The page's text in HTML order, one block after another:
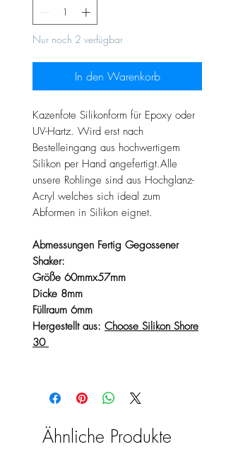
Nur noch 2 verfügbar
In den Warenkorb
Kazenfote Silikonform für Epoxy oder
UV-Hartz. Wird erst nach
Bestelleingang aus hochwertigem
Silikon per Hand angefertigt.Alle
unsere Rohlinge sind aus Hochglanz-
Acryl welches sich ideal zum
Abformen in Silikon eignet.
Abmessungen Fertig Gegossener
Shaker:
Größe 60mmx57mm
Dicke 8mm
Füllraum 6mm
Hergestellt aus: Choose Silikon Shore
30
Ähnliche Produkte